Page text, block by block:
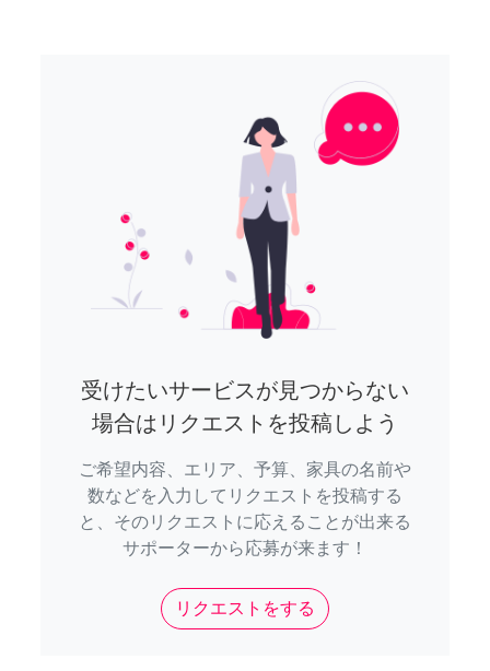
受けたいサービスが見つからない
場合はリクエストを投稿しよう
ご希望内容、エリア、予算、家具の名前や
数などを入力してリクエストを投稿する
と、そのリクエストに応えることが出来る
サポーターから応募が来ます！
リクエストをする